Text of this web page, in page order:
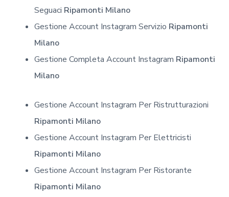
Seguaci Ripamonti Milano
Gestione Account Instagram Servizio Ripamonti
Milano
Gestione Completa Account Instagram Ripamonti
Milano
Gestione Account Instagram Per Ristrutturazioni
Ripamonti Milano
Gestione Account Instagram Per Elettricisti
Ripamonti Milano
Gestione Account Instagram Per Ristorante
Ripamonti Milano